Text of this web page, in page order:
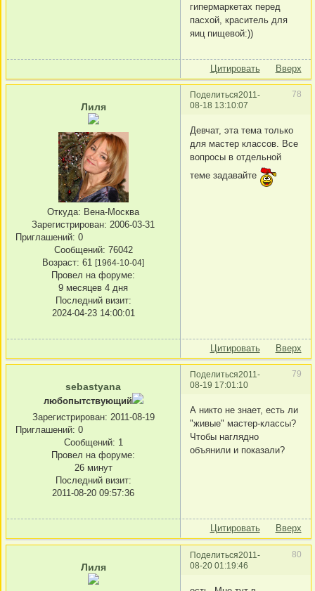
гипермаркетах перед
пасхой, краситель для
яиц пищевой:))
Цитировать Вверх
Поделиться 78
2011-
08-18 13:10:07
Лиля
Откуда: Вена-Москва
Зарегистрирован: 2006-03-31
Приглашений: 0
Сообщений: 76042
Возраст: 61 [1964-10-04]
Провел на форуме:
9 месяцев 4 дня
Последний визит:
2024-04-23 14:00:01
Девчат, эта тема только
для мастер классов. Все
вопросы в отдельной
теме задавайте
Цитировать Вверх
Поделиться 79
2011-
08-19 17:01:10
sebastyana
любопытствующий
Зарегистрирован: 2011-08-19
Приглашений: 0
Сообщений: 1
Провел на форуме:
26 минут
Последний визит:
2011-08-20 09:57:36
А никто не знает, есть ли
"живые" мастер-классы?
Чтобы наглядно
объянили и показали?
Цитировать Вверх
Поделиться 80
2011-
08-20 01:19:46
Лиля